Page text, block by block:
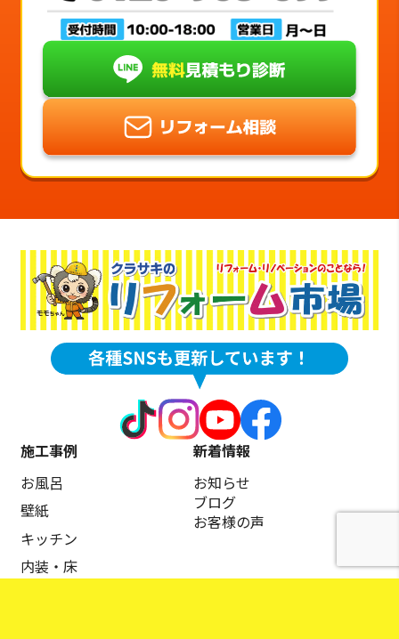
施工事例
お風呂
壁紙
キッチン
内装・床
新着情報
お知らせ
ブログ
お客様の声